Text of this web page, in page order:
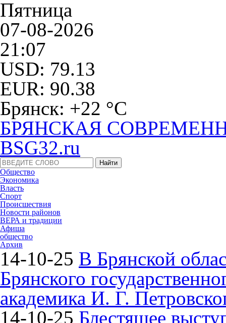
Пятница
07-08-2026
21:07
USD: 79.13
EUR: 90.38
Брянск: +22 °С
БРЯНСКАЯ
BSG32.ru
Общество
Экономика
Власть
Спорт
Происшествия
Новости районов
ВЕРА и традиции
Афиша
общество
Архив
14-10-25 В Брянской
Брянского
академика И. Г.
14-10-25 Блестящее